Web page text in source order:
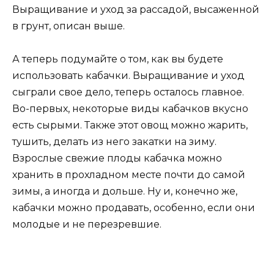
Выращивание и уход за рассадой, высаженной
в грунт, описан выше.
А теперь подумайте о том, как вы будете
использовать кабачки. Выращивание и уход
сыграли свое дело, теперь осталось главное.
Во-первых, некоторые виды кабачков вкусно
есть сырыми. Также этот овощ можно жарить,
тушить, делать из него закатки на зиму.
Взрослые свежие плоды кабачка можно
хранить в прохладном месте почти до самой
зимы, а иногда и дольше. Ну и, конечно же,
кабачки можно продавать, особенно, если они
молодые и не перезревшие.